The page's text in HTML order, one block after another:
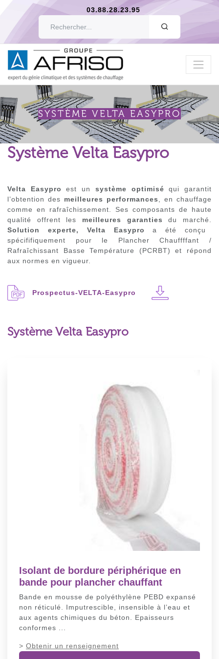
03.88.28.23.95
SYSTÈME VELTA EASYPRO
Système Velta Easypro
Velta Easypro est un système optimisé qui garantit
l’obtention des meilleures performances
, en chauffage
comme en rafraîchissement. Ses composants de haute
qualité offrent les meilleures garanties
du marché.
Solution experte, Velta Easypro a été conçu
spécififiquement pour le Plancher Chauffffant /
Rafraîchissant Basse Température (PCRBT) et répond
aux normes en vigueur.
Prospectus-VELTA-Easypro
Système Velta Easypro
Isolant de bordure périphérique en
bande pour plancher chauffant
Bande en mousse de polyéthylène PEBD expansé
non réticulé. Imputrescible, insensible à l’eau et
aux agents chimiques du béton. Epaisseurs
conformes ...
> Obtenir un renseignement